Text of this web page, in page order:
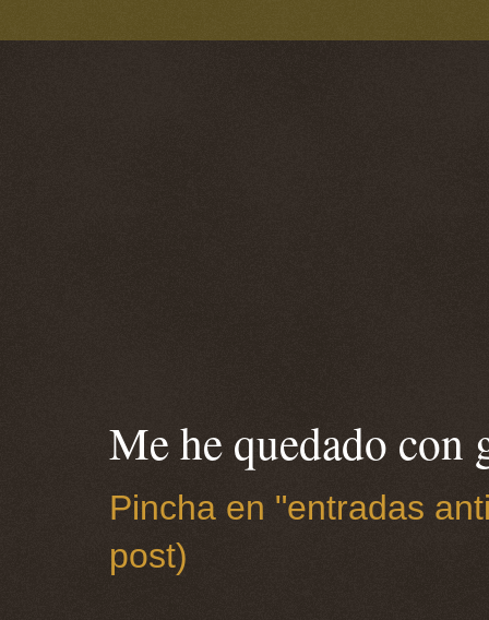
Me he quedado con
Pincha en "entradas
post)